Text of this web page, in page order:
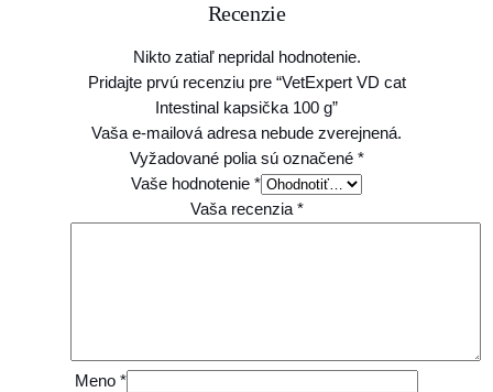
g
Recenzie
Nikto zatiaľ nepridal hodnotenie.
Pridajte prvú recenziu pre “VetExpert VD cat
Intestinal kapsička 100 g”
Vaša e-mailová adresa nebude zverejnená.
Vyžadované polia sú označené *
Vaše hodnotenie *
Vaša recenzia *
Meno *